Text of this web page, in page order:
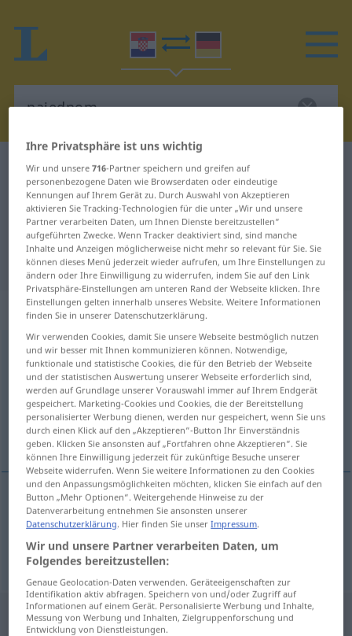
Kroatisch-Deutsch Wörterbuch najednom
Kroatisch-Deutsch Übersetzung für
"najednom"
"najednom" Deutsch Übersetzung
„najednom“
najednom
Übersicht aller Übersetzungen
(Für mehr Details die Übersetzung anklicken/antippen)
auf einmal, plötzlich, unerwartet
aufeinmal najednom
plötzlich,unerwartet najednom
Ihre Privatsphäre ist uns wichtig
Wir und unsere716-Partner speichern und greifen auf
personenbezogene Daten wie Browserdaten oder eindeutige
Kennungen auf Ihrem Gerät zu. Durch Auswahl von Akzeptieren
aktivieren Sie Tracking-Technologien für die unter „Wir und unsere
Partner verarbeiten Daten, um Ihnen Dienste bereitzustellen“
aufgeführten Zwecke. Wenn Tracker deaktiviert sind, sind manche
Inhalte und Anzeigen möglicherweise nicht mehr so relevant für Sie. Sie
können dieses Menü jederzeit wieder aufrufen, um Ihre Einstellungen zu
ändern oder Ihre Einwilligung zu widerrufen, indem Sie auf den Link
Privatsphäre-Einstellungen am unteren Rand der Webseite klicken. Ihre
Einstellungen gelten innerhalb unseres Website. Weitere Informationen
finden Sie in unserer Datenschutzerklärung.
Wir verwenden Cookies, damit Sie unsere Webseite bestmöglich nutzen
und wir besser mit Ihnen kommunizieren können. Notwendige,
funktionale und statistische Cookies, die für den Betrieb der Webseite
und der statistischen Auswertung unserer Webseite erforderlich sind,
werden auf Grundlage unserer Vorauswahl immer auf Ihrem Endgerät
gespeichert. Marketing-Cookies und Cookies, die der Bereitstellung
personalisierter Werbung dienen, werden nur gespeichert, wenn Sie uns
durch einen Klick auf den „Akzeptieren“-Button Ihr Einverständnis
geben. Klicken Sie ansonsten auf „Fortfahren ohne Akzeptieren“. Sie
können Ihre Einwilligung jederzeit für zukünftige Besuche unserer
Webseite widerrufen. Wenn Sie weitere Informationen zu den Cookies
und den Anpassungsmöglichkeiten möchten, klicken Sie einfach auf den
Button „Mehr Optionen“. Weitergehende Hinweise zu der
Datenverarbeitung entnehmen Sie ansonsten unserer
Datenschutzerklärung. Hier finden Sie unserImpressum.
Wir und unsere Partner verarbeiten Daten, um
Folgendes bereitzustellen:
Genaue Geolocation-Daten verwenden. Geräteeigenschaften zur
Identifikation aktiv abfragen. Speichern von und/oder Zugriff auf
Informationen auf einem Gerät. Personalisierte Werbung und Inhalte,
Messung von Werbung und Inhalten, Zielgruppenforschung und
Entwicklung von Dienstleistungen.